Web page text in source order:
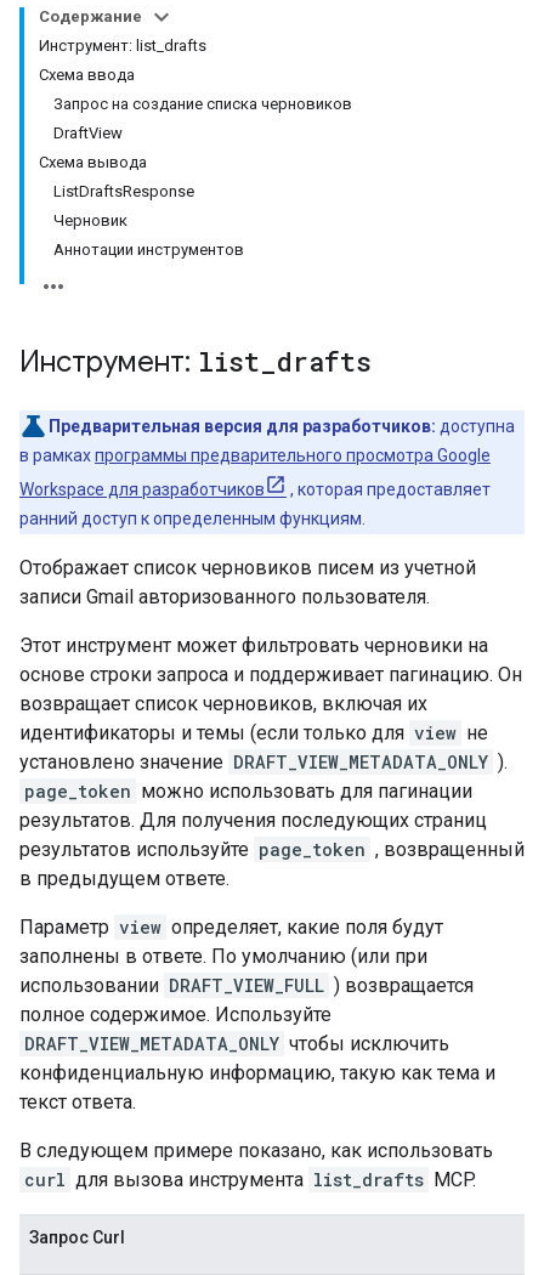
Содержание
Инструмент: list_drafts
Схема ввода
Запрос на создание списка черновиков
DraftView
Схема вывода
ListDraftsResponse
Черновик
Аннотации инструментов
Инструмент: list drafts
Предварительная версия для разработчиков: доступна
в рамкахпрограммы предварительного просмотра Google
Workspace для разработчиков
, которая предоставляет
ранний доступ к определенным функциям.
Отображает список черновиков писем из учетной
записи Gmail авторизованного пользователя.
Этот инструмент может фильтровать черновики на
основе строки запроса и поддерживает пагинацию. Он
возвращает список черновиков, включая их
идентификаторы и темы (если только для view не
установлено значение DRAFT_VIEW_METADATA_ONLY ).
page_token можно использовать для пагинации
результатов. Для получения последующих страниц
результатов используйте page_token , возвращенный
в предыдущем ответе.
Параметр view определяет, какие поля будут
заполнены в ответе. По умолчанию (или при
использовании DRAFT_VIEW_FULL ) возвращается
полное содержимое. Используйте
DRAFT_VIEW_METADATA_ONLY чтобы исключить
конфиденциальную информацию, такую ​​как тема и
текст ответа.
В следующем примере показано, как использовать
curl для вызова инструмента list_drafts MCP.
Запрос Curl